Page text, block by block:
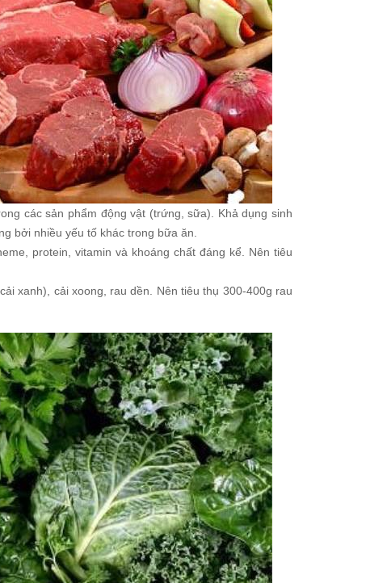
các sản phẩm động vật (trứng, sữa). Khả dụng sinh
bởi nhiều yếu tố khác trong bữa ăn.
protein, vitamin và khoáng chất đáng kể. Nên tiêu
xanh), cải xoong, rau dền. Nên tiêu thụ 300-400g rau